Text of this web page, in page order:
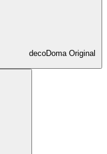
decoDoma Original